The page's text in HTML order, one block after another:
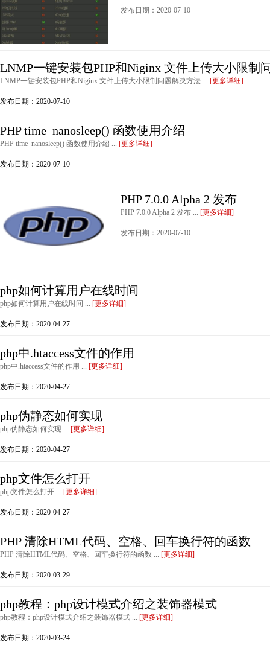
发布日期：2020-07-10
LNMP一键安装包PHP和Niginx 文件上传大小限制
LNMP一键安装包PHP和Niginx 文件上传大小限制问题解决方法 ... [更多详细]
发布日期：2020-07-10
PHP time_nanosleep() 函数使用介绍
PHP time_nanosleep() 函数使用介绍 ... [更多详细]
发布日期：2020-07-10
PHP 7.0.0 Alpha 2 发布
PHP 7.0.0 Alpha 2 发布 ... [更多详细]
发布日期：2020-07-10
php如何计算用户在线时间
php如何计算用户在线时间 ... [更多详细]
发布日期：2020-04-27
php中.htaccess文件的作用
php中.htaccess文件的作用 ... [更多详细]
发布日期：2020-04-27
php伪静态如何实现
php伪静态如何实现 ... [更多详细]
发布日期：2020-04-27
php文件怎么打开
php文件怎么打开 ... [更多详细]
发布日期：2020-04-27
PHP 清除HTML代码、空格、回车换行符的函数
PHP 清除HTML代码、空格、回车换行符的函数 ... [更多详细]
发布日期：2020-03-29
php教程：php设计模式介绍之装饰器模式
php教程：php设计模式介绍之装饰器模式 ... [更多详细]
发布日期：2020-03-24